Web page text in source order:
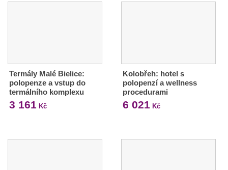
Termály Malé Bielice:
polopenze a vstup do
termálního komplexu
3 161 Kč
Kolobřeh: hotel s
polopenzí a wellness
procedurami
6 021 Kč